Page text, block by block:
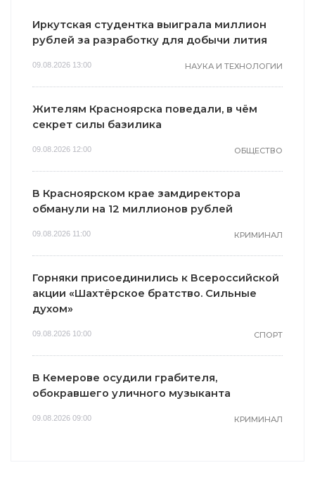
Иркутская студентка выиграла миллион
рублей за разработку для добычи лития
09.08.2026 13:00 НАУКА И ТЕХНОЛОГИИ
Жителям Красноярска поведали, в чём
секрет силы базилика
09.08.2026 12:00 ОБЩЕСТВО
В Красноярском крае замдиректора
обманули на 12 миллионов рублей
09.08.2026 11:00 КРИМИНАЛ
Горняки присоединились к Всероссийской
акции «Шахтёрское братство. Сильные
духом»
09.08.2026 10:00 СПОРТ
В Кемерове осудили грабителя,
обокравшего уличного музыканта
09.08.2026 09:00 КРИМИНАЛ